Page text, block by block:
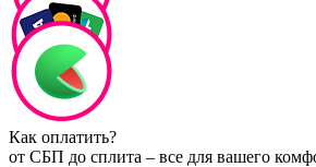
Как оплатить?
от СБП до сплита – все для вашего